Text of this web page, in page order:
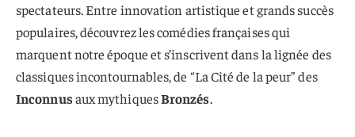
spectateurs. Entre innovation artistique et grands succès
populaires, découvrez les comédies françaises qui
marquent notre époque et s’inscrivent dans la lignée des
classiques incontournables, de “La Cité de la peur” des
Inconnusaux mythiquesBronzés.